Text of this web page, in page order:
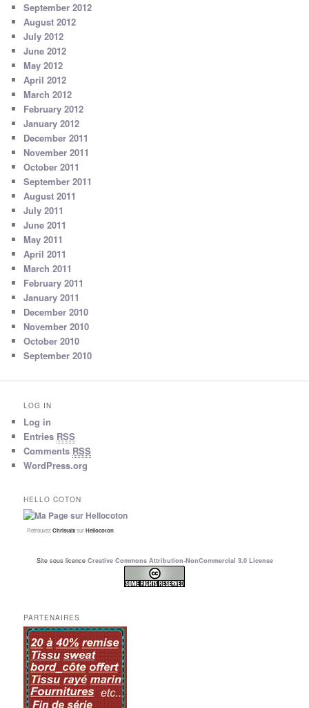
September 2012
August 2012
July 2012
June 2012
May 2012
April 2012
March 2012
February 2012
January 2012
December 2011
November 2011
October 2011
September 2011
August 2011
July 2011
June 2011
May 2011
April 2011
March 2011
February 2011
January 2011
December 2010
November 2010
October 2010
September 2010
LOG IN
Log in
Entries RSS
Comments RSS
WordPress.org
HELLO COTON
RetrouvezChristalxsurHellocoton
Site sous licence Creative Commons Attribution-NonCommercial 3.0 License
PARTENAIRES